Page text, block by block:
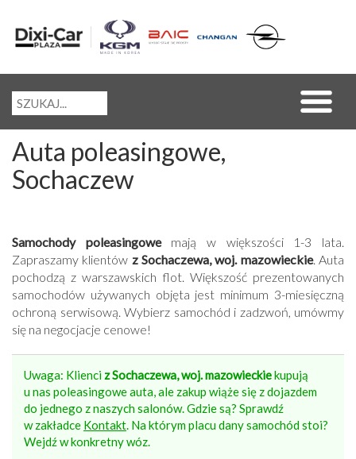
Auta poleasingowe,
Sochaczew
Samochody poleasingowemają w większości 1-3 lata.
Zapraszamy klientów z Sochaczewa, woj. mazowieckie. Auta
pochodzą z warszawskich flot. Większość prezentowanych
samochodów używanych objęta jest minimum 3-miesięczną
ochroną serwisową. Wybierz samochód i zadzwoń, umówmy
się na negocjacje cenowe!
Uwaga: Klienci z Sochaczewa, woj. mazowieckiekupują
u nas poleasingowe auta, ale zakup wiąże się z dojazdem
do jednego z naszych salonów. Gdzie są? Sprawdź
w zakładce Kontakt. Na którym placu dany samochód stoi?
Wejdź w konkretny wóz.